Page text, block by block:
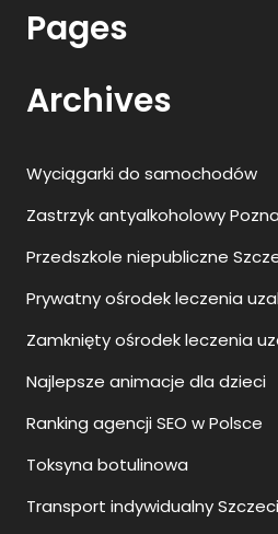
Pages
Archives
Wyciągarki do samochodów
Zastrzyk antyalkoholowy
Przedszkole niepubliczne
Prywatny ośrodek leczenia
Zamknięty ośrodek leczenia
Najlepsze animacje dla dzieci
Ranking agencji SEO w Polsce
Toksyna botulinowa
Transport indywidualny